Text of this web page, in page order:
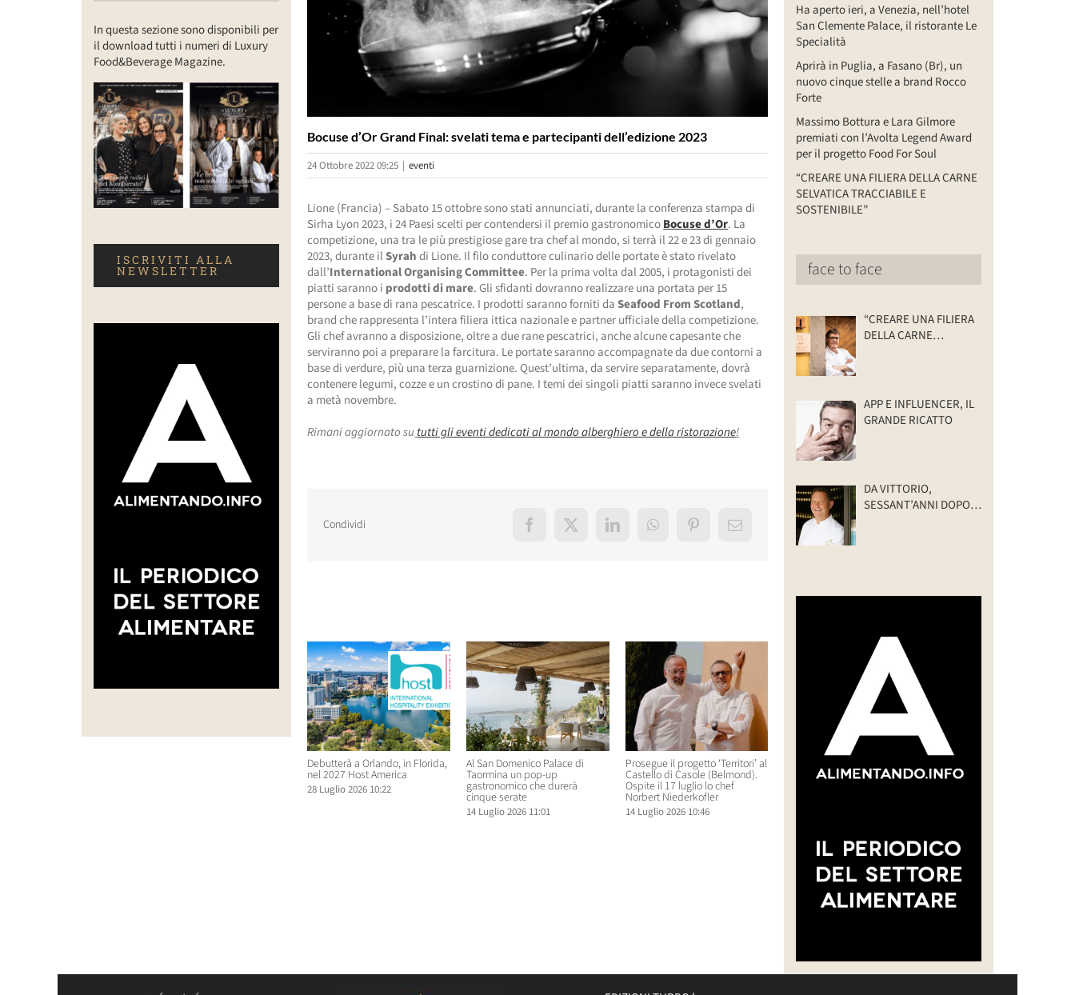
Bocuse d’Or Grand Final: svelati tema e partecipanti dell’edizione 2023
24 Ottobre 2022 09:25 | eventi
Lione (Francia) – Sabato 15 ottobre sono stati annunciati, durante la conferenza stampa di
Sirha Lyon 2023, i 24 Paesi scelti per contendersi il premio gastronomicoBocuse d’Or. La
competizione, una tra le più prestigiose gare tra chef al mondo, si terrà il 22 e 23 di gennaio
2023, durante ilSyrahdi Lione. Il filo conduttore culinario delle portate è stato rivelato
dall’International Organising Committee. Per la prima volta dal 2005, i protagonisti dei
piatti saranno i prodotti di mare. Gli sfidanti dovranno realizzare una portata per 15
persone a base di rana pescatrice. I prodotti saranno forniti daSeafood From Scotland,
brand che rappresenta l’intera filiera ittica nazionale e partner ufficiale della competizione.
Gli chef avranno a disposizione, oltre a due rane pescatrici, anche alcune capesante che
serviranno poi a preparare la farcitura. Le portate saranno accompagnate da due contorni a
base di verdure, più una terza guarnizione. Quest’ultima, da servire separatamente, dovrà
contenere legumi, cozze e un crostino di pane. I temi dei singoli piatti saranno invece svelati
a metà novembre.
Rimani aggiornato sututti gli eventi dedicati al mondo alberghiero e della ristorazione!
Condividi Facebook
X LinkedInWhatsAppPinterestEmail
Debutterà a Orlando, in Florida,
nel 2027 Host America
28 Luglio 2026 10:22
Al San Domenico Palace di
Taormina un pop-up
gastronomico che durerà
cinque serate
14 Luglio 2026 11:01
Prosegue il progetto ‘Territori’ al
Castello di Casole (Belmond).
Ospite il 17 luglio lo chef
Norbert Niederkofler
14 Luglio 2026 10:46
Debutterà a Orlando, in Florida,
nel 2027 Host America
Al San Domenico Palace di
Taormina un pop-up
In questa sezione sono disponibili per
il download tutti i numeri di Luxury
Food&Beverage Magazine.
ISCRIVITI ALLA
NEWSLETTER
Ha aperto ieri, a Venezia, nell’hotel
San Clemente Palace, il ristorante Le
Specialità
Aprirà in Puglia, a Fasano (Br), un
nuovo cinque stelle a brand Rocco
Forte
Massimo Bottura e Lara Gilmore
premiati con l’Avolta Legend Award
per il progetto Food For Soul
“CREARE UNA FILIERA DELLA CARNE
SELVATICA TRACCIABILE E
SOSTENIBILE”
face to face
“CREARE UNA FILIERA
DELLA CARNE
APP E INFLUENCER, IL
GRANDE RICATTO
DA VITTORIO,
SESSANT’ANNI DOPO: